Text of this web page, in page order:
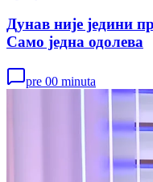
Дунав није једини
Само једна одолева
pre 00 minuta